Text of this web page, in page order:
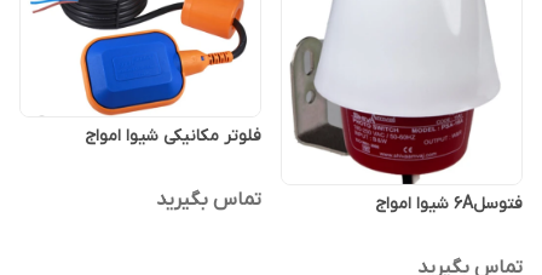
فتوسل6A شیوا امواج
تماس بگیرید
فلوتر مکانیکی شیوا امواج
تماس بگیرید